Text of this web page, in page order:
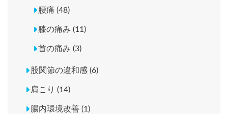
腰痛 (48)
膝の痛み (11)
首の痛み (3)
股関節の違和感 (6)
肩こり (14)
腸内環境改善 (1)